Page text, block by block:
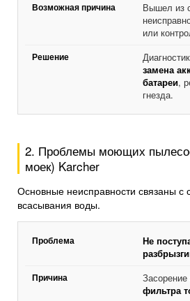
Вышел из
или
замена
батареи,
гнезда.
2. Проблемы моющих
моек) Karcher
Основные неисправности связаны с
всасывания воды.
Не
Засорение
фильтра